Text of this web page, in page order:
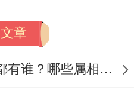
生肖新解。
肖能量得作用机制出
章
2023年发横财的生肖都有谁？哪些属相财运旺盛？